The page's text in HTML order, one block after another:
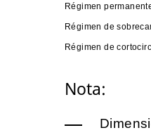
Régimen
Régimen de
Régimen de
Nota: